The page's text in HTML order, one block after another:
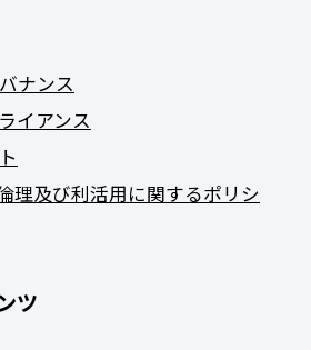
ナンス
イアンス
理及び利活用に関するポリシ
ツ